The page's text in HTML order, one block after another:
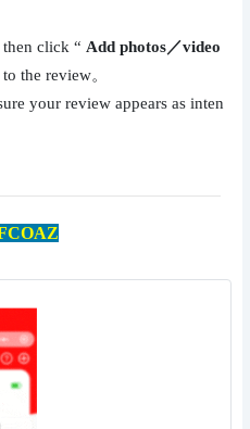
click “ Add photos／video
the review。
your review appears as inten